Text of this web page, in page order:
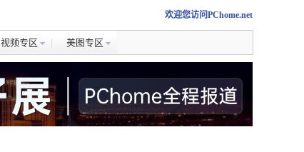
欢迎您访问PChome.net
视频专区 美图专区